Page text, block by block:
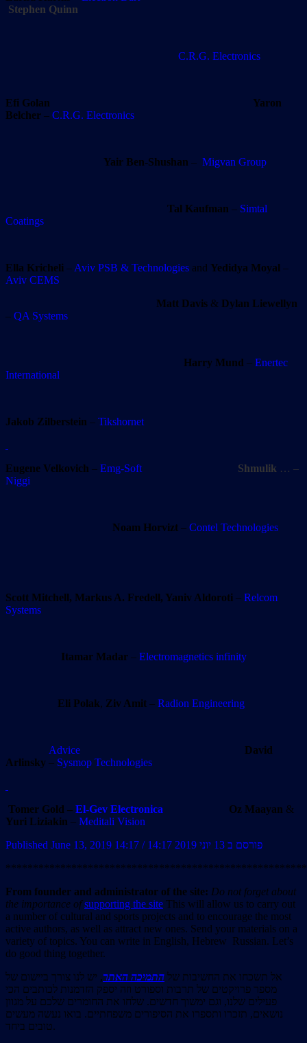
Stephen Quinn
C.R.G. Electronics
Efi Golan
Yaron
Belcher – C.R.G. Electronics
Yair Ben-Shushan – Migvan Group
Tal Kaufman – Simtal
Coatings
Ella Kricheli – Aviv PSB & Technologies and Yedidya Moyal –
Aviv CEMS
Matt Davis & Dylan Liewellyn
– QA Systems
Harry Mund – Enertec
International
Jakob Zilberstein – Tikshornet
Eugene Velkovich – Emg-Soft Shmulik … –
Niggi
Noam Horvizt – Contel Technologies
Scott Mitchell, Markus A. Fredell, Yaniv Aldoroti – Relcom
Systems
Itamar Madar– Electromagnetics infinity
Eli Polak, Ziv Amit– Radion Engineering
Advice
David
Arlinsky – Sysmop Technologies
Tomer Gold – El-Gev Electronica Oz Maayan &
Yuri Liziakin – Meditali Vision
Published June 13, 2019 14:17 / פורסם ב 13 יוני 2019 14:17
From founder and administrator of the site: Do not forget about
the importance ofsupporting the site This will allow us to carry out
a number of cultural and sports projects and to encourage the most
active authors, as well as attract new ones. Send your materials on a
variety of topics. You can write in English, Hebrew Russian. Let’s
do good thing together.
אל תשכחו את החשיבות של התמיכה האתר, יש לנו צורך ביישום של
מספר פרויקטים של תרבות וספורט וזה יספק הזדמנות לכותבים הכי
פעילים שלנו, וגם ימשוך חדשים. שלחו את החומרים שלכם על מגוון
נושאים, תזכרו ותספרו את הסיפורים משפחתיים. בואו נעשה מעשים
טובים ביחד.